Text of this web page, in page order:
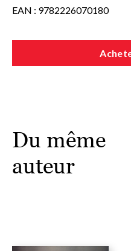
EAN : 9782226070180
Du même
auteur